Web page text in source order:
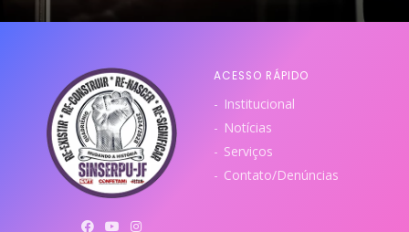
ACESSO RÁPIDO
Institucional
Notícias
Serviços
Contato/Denúncias